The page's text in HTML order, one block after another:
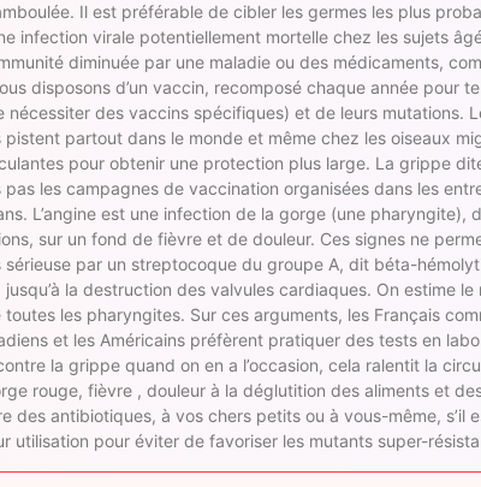
Il est préférable de cibler les germes les plus
infection virale potentiellement mortelle chez les sujets
diminuée par une maladie ou des médicaments,
disposons d’un vaccin, recomposé chaque année pour
des vaccins spécifiques) et de leurs mutations.
partout dans le monde et même chez les oiseaux
pour obtenir une protection plus large. La grippe
les campagnes de vaccination organisées dans les
L’angine est une infection de la gorge (une pharyngite),
sur un fond de fièvre et de douleur. Ces signes ne
par un streptocoque du groupe A, dit béta-
la destruction des valvules cardiaques. On estime
les pharyngites. Sur ces arguments, les Français
et les Américains préfèrent pratiquer des tests en
la grippe quand on en a l’occasion, cela ralentit la
rouge, fièvre , douleur à la déglutition des aliments et
des antibiotiques, à vos chers petits ou à vous-même, s’il
utilisation pour éviter de favoriser les mutants super-